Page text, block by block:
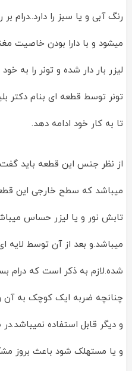
رنگ آبی و یا سبز را
میشود و با دارا بودن خاصیت
لیزر بار دار شده و تونر را به
تونر توسط قطعه ای بنام دکتر
تا به کار خود ادامه دهد.
از نظر جنس این قطعه باید
میباشد که سطح خارجی این
تابش نور و یا لیزر حساس
میباشد.و بعد از آن توسط لایه
شده.لازم به ذکر است که درام
چنانچه ضربه ایک کوچک به آن
و دیگر قابل استفاده
و یا مستهلک شود باعث بروز